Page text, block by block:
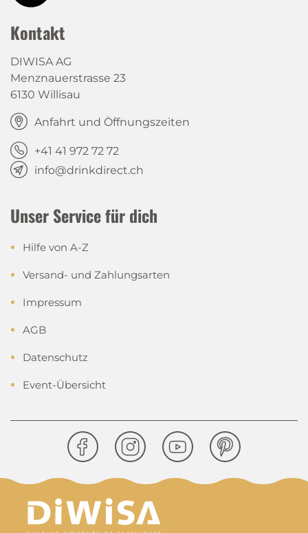
Kontakt
DIWISA AG
Menznauerstrasse 23
6130 Willisau
Anfahrt und Öffnungszeiten
+41 41 972 72 72
info@drinkdirect.ch
Unser Service für dich
Hilfe von A-Z
Versand- und Zahlungsarten
Impressum
AGB
Datenschutz
Event-Übersicht